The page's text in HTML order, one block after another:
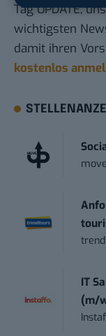
Tag UPDATE,
wichtigsten
damit ihren
kostenlos
IT
(m/